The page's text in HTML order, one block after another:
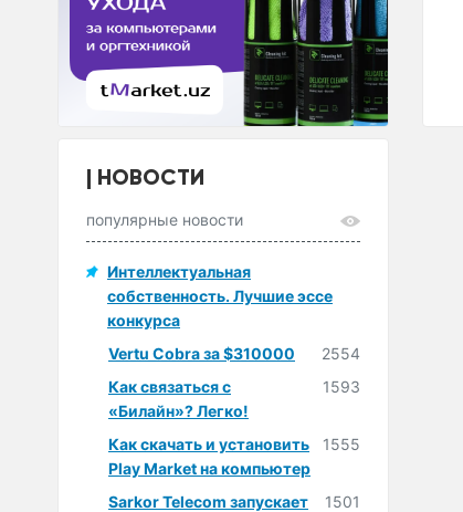
МАГАЗИН
СПОРТТОВАРОВ
(POWERGYM" ООО)
НОВОСТИ
популярные новости
Интеллектуальная
собственность. Лучшие эссе
конкурса
Vertu Cobra за $310000
2554
Как связаться с
«Билайн»? Легко!
1593
Как скачать и установить
Play Market на компьютер
1555
Sarkor Telecom запускает
1501